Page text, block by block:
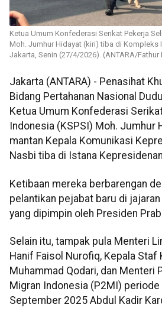
Ketua Umum Konfederasi Serikat Pekerja
Moh. Jumhur Hidayat (kiri) tiba di Kompleks
Jakarta, Senin (27/4/2026). (ANTARA/Fathur
Jakarta (ANTARA) - Penasihat
Bidang Pertahanan Nasional
Ketua Umum Konfederasi
Indonesia (KSPSI) Moh. Jumhur
mantan Kepala Komunikasi
Nasbi tiba di Istana
Ketibaan mereka berbarengan
pelantikan pejabat baru di
yang dipimpin oleh Presiden
Selain itu, tampak pula Menteri
Hanif Faisol Nurofiq, Kepala Staf
Muhammad Qodari, dan Menteri
Migran Indonesia (P2MI)
September 2025 Abdul Kadir